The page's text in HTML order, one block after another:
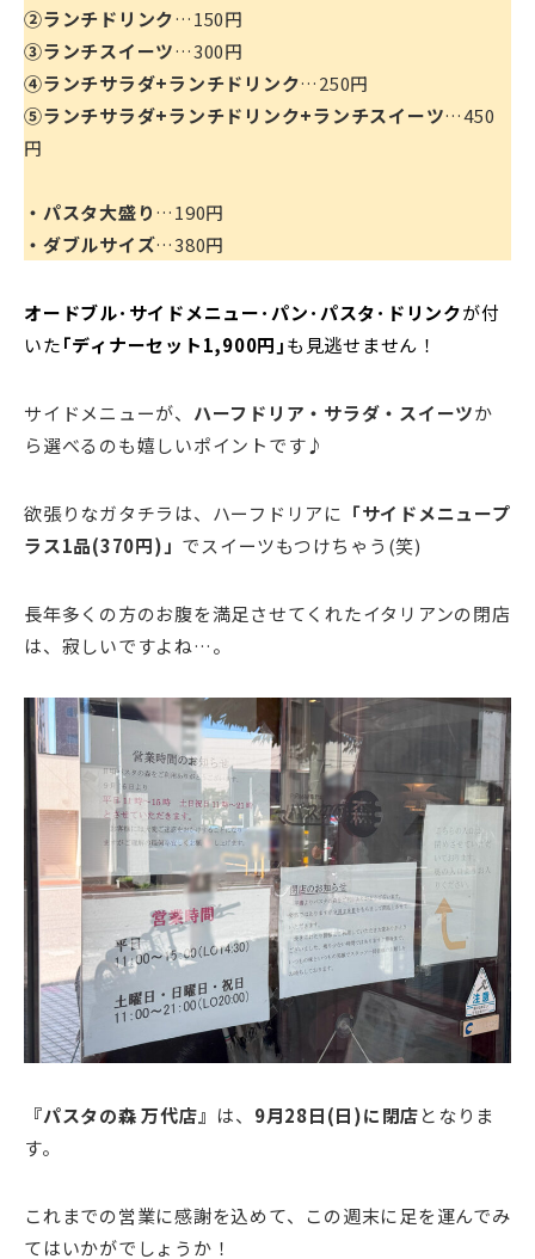
②ランチドリンク…150円
③ランチスイーツ…300円
④ランチサラダ+ランチドリンク…250円
⑤ランチサラダ+ランチドリンク+ランチスイーツ…450
円
・パスタ大盛り…190円
・ダブルサイズ…380円
オードブル･ サイドメニュー･ パン･ パスタ･ ドリンクが付
いた｢ディナーセット1,900円｣も見逃せません！
サイドメニューが、 ハーフドリア・サラダ・スイーツか
ら選べるのも嬉しいポイントです♪
欲張りなガタチラは、ハーフドリアに 「サイドメニュープ
ラス1品(370円)」 でスイーツもつけちゃう(笑)
長年多くの方のお腹を満足させてくれたイタリアンの閉店
は、寂しいですよね…。
『パスタの森 万代店』 は、 9月28日(日)に閉店となりま
す。
これまでの営業に感謝を込めて、この週末に足を運んでみ
てはいかがでしょうか！